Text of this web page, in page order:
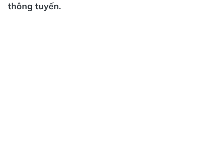
thông tuyến.